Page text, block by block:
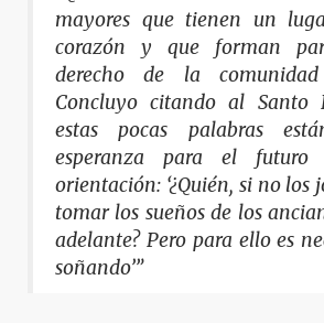
mayores que tienen un
corazón y que forman
derecho de la
Concluyo citando al Santo
estas pocas palabras
esperanza para el
orientación: ‘¿Quién, si no los
tomar los sueños de los
adelante? Pero para ello es
soñando’”